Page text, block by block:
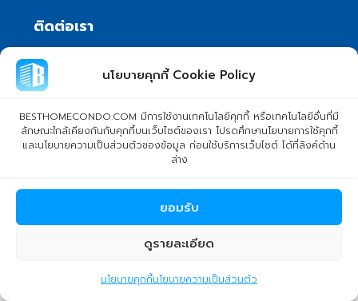
นโยบายคุกกี้ Cookie Policy
BESTHOMECONDO.COM มีการใช้งานเทคโนโลยีคุกกี้ หรือเทคโนโลยีอื่นที่มี
ลักษณะใกล้เคียงกันกับคุกกี้บนเว็บไซต์ของเรา โปรดศึกษานโยบายการใช้คุกกี้
และนโยบายความเป็นส่วนตัวของข้อมูล ก่อนใช้บริการเว็บไซต์ ได้ที่ลิงค์ด้าน
ล่าง
ยอมรับ
ดูรายละเอียด
นโยบายคุกกี้นโยบายความเป็นส่วนตัว
northern1
ติดต่อเรา
บริษัท เบสท์โฮมคอนโด จำกัด
กรุงเทพมหานคร 10530
info@besthomecondo.com
© Copyright 2024 BESTHOMECONDO CO., LTD. - All rights